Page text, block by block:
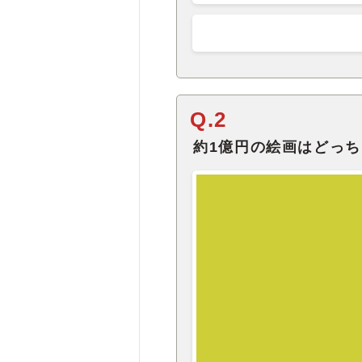
Q.2
約1億円の絵画はどっ